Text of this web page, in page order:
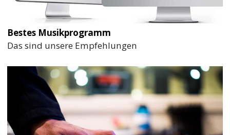
Bestes Musikprogramm
Das sind unsere Empfehlungen